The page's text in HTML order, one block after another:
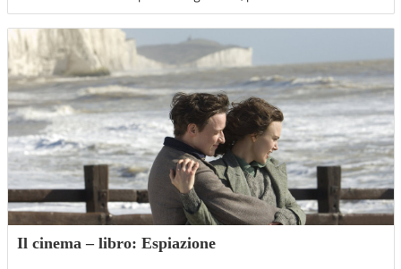
Il cinema – libro: Espiazione